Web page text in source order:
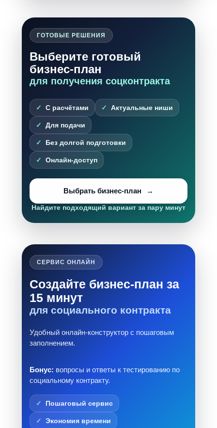
ГОТОВЫЕ РЕШЕНИЯ
Выберите готовый
бизнес-план
для получения соцконтракта
С расчётами Актуальные ниши
Для подачи
Без долгой подготовки
Онлайн-доступ
Выбрать бизнес-план
Найдите подходящий вариант за пару минут
СЕРВИС ОНЛАЙН
Создайте бизнес-план за
15 минут
для социального контракта
Удобный онлайн-конструктор с пошаговым
заполнением.
Бонус: вопросы и ответы к тестированию по
социальному контракту.
Пошаговый сервис
Экономия времени